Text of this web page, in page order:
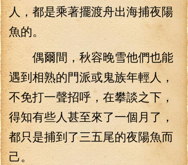
人，都是乘著擺渡舟出海捕夜陽
魚的。
偶爾間，秋容晚雪他們也能
遇到相熟的門派或鬼族年輕人，
不免打一聲招呼，在攀談之下，
得知有些人甚至來了一個月了，
都只是捕到了三五尾的夜陽魚而
己。